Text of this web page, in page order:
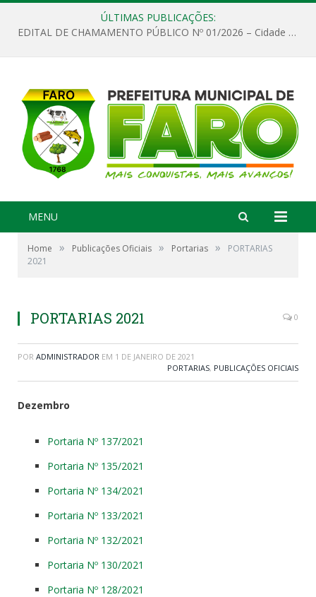
ÚLTIMAS PUBLICAÇÕES:
EDITAL DE CHAMAMENTO PÚBLICO Nº 01/2026 – Cidade de Faro
MENU
Home » Publicações Oficiais » Portarias »
PORTARIAS
2021
PORTARIAS 2021 0
POR ADMINISTRADOR EM 1 DE JANEIRO DE 2021
PORTARIAS, PUBLICAÇÕES OFICIAIS
Dezembro
Portaria Nº 137/2021
Portaria Nº 135/2021
Portaria Nº 134/2021
Portaria Nº 133/2021
Portaria Nº 132/2021
Portaria Nº 130/2021
Portaria Nº 128/2021